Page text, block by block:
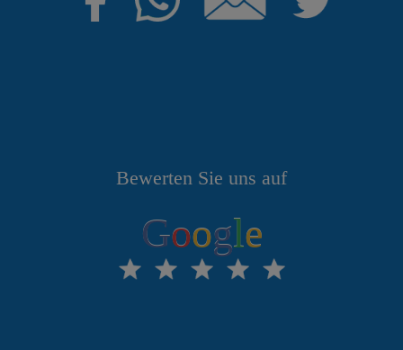
Bewerten Sie uns auf
Google